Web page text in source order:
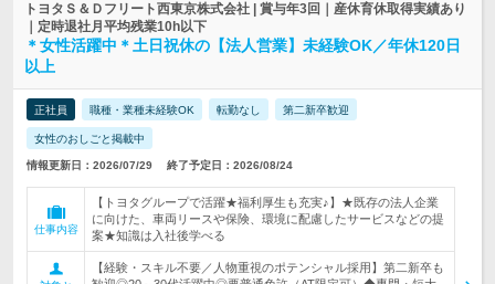
トヨタＳ＆Ｄフリート西東京株式会社 | 賞与年3回｜産休育休取得実績あり
｜定時退社月平均残業10h以下
＊女性活躍中＊土日祝休の【法人営業】未経験OK／年休120日
以上
正社員 職種・業種未経験OK 転勤なし 第二新卒歓迎
女性のおしごと掲載中
情報更新日：2026/07/29 終了予定日：2026/08/24
仕事内容
【トヨタグループで活躍★福利厚生も充実♪】★既存の法人企業
に向けた、車両リースや保険、環境に配慮したサービスなどの提
案★知識は入社後学べる
【経験・スキル不要／人物重視のポテンシャル採用】第二新卒も